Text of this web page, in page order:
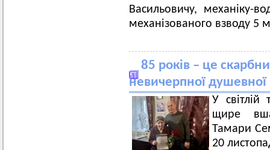
Васильовичу, механіку-
механізованого взводу 5
85 років – це
невичерпної душевної
У світлій
щире
Тамари
20